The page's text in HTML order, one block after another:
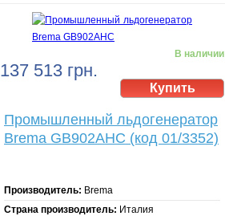
137 513 грн.
В наличии
Промышленный льдогенератор
Brema GB902AHC (код 01/3352)
Производитель: Brema
Страна производитель: Италия